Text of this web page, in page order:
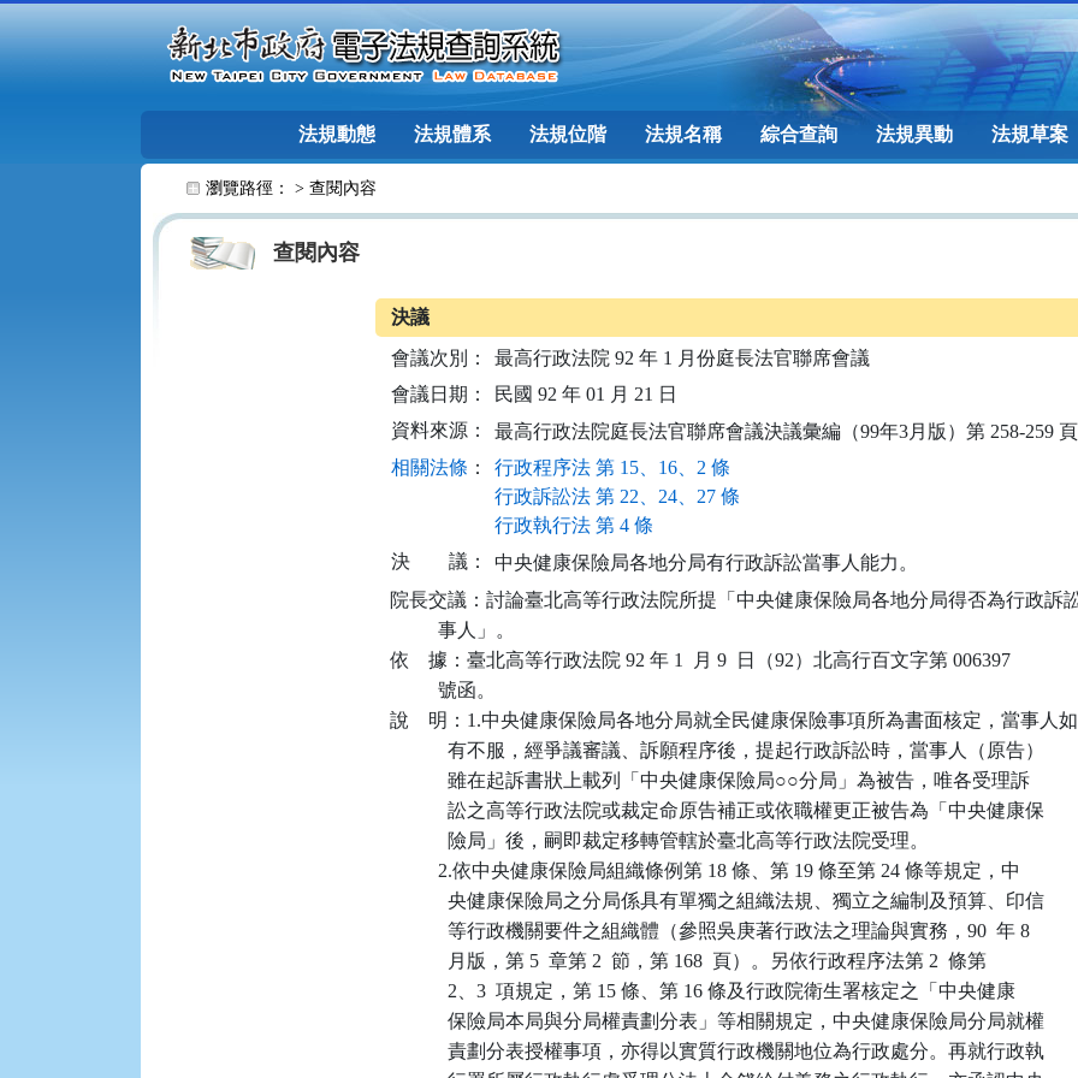
法規動態 法規體系 法規位階 法規名稱 綜合查詢 法規異動 法規草案
瀏覽路徑： > 查閱內容
查閱內容
決議
會議次別：
最高行政法院 92 年 1 月份庭長法官聯席會議
會議日期：
民國 92 年 01 月 21 日
資料來源：
最高行政法院庭長法官聯席會議決議彙編（99年3月版）第 258-259 頁
相關法條 ：
行政程序法 第 15、16、2 條
行政訴訟法 第 22、24、27 條
行政執行法 第 4 條
決
議：
院長交議：討論臺北高等行政法院所提「中央健康保險局各地分局得否為行政訴
          事人」。
依    據：臺北高等行政法院 92 年 1  月 9  日（92）北高行百文字第 006397
          號函。
說    明：1.中央健康保險局各地分局就全民健康保險事項所為書面核定，當事人如
            有不服，經爭議審議、訴願程序後，提起行政訴訟時，當事人（原告）
            雖在起訴書狀上載列「中央健康保險局○○分局」為被告，唯各受理訴
            訟之高等行政法院或裁定命原告補正或依職權更正被告為「中央健康保
            險局」後，嗣即裁定移轉管轄於臺北高等行政法院受理。
          2.依中央健康保險局組織條例第 18 條、第 19 條至第 24 條等規定，中
            央健康保險局之分局係具有單獨之組織法規、獨立之編制及預算、印信
            等行政機關要件之組織體（參照吳庚著行政法之理論與實務，90  年 8
            月版，第 5  章第 2  節，第 168  頁）。另依行政程序法第 2  條第
            2、3  項規定，第 15 條、第 16 條及行政院衛生署核定之「中央健康
            保險局本局與分局權責劃分表」等相關規定，中央健康保險局分局就權
            責劃分表授權事項，亦得以實質行政機關地位為行政處分。再就行政執